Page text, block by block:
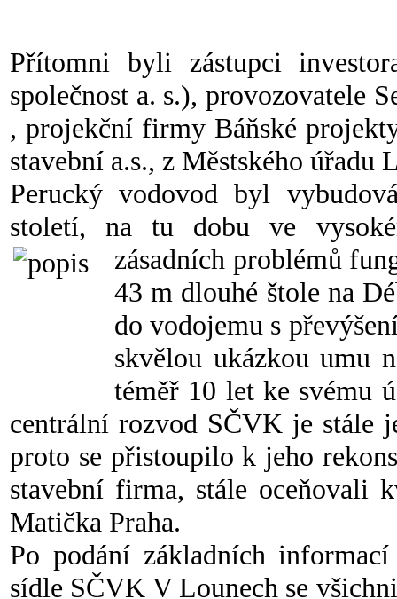
Přítomni byli zástupci
společnost a. s.), provozovatele
, projekční firmy Báňské
stavební a.s., z Městského úřadu
Perucký vodovod byl
století, na tu dobu ve
zásadních problémů
43 m dlouhé štole na
do vodojemu s
skvělou ukázkou umu
téměř 10 let ke svému
centrální rozvod SČVK je stále
proto se přistoupilo k jeho
stavební firma, stále oceňovali
Matička Praha.
Po podání základních
sídle SČVK V Lounech se